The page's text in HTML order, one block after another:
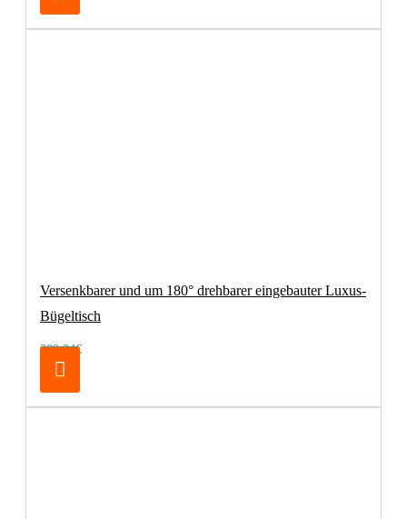
Versenkbarer und um 180° drehbarer eingebauter Luxus-
Bügeltisch
209,24€